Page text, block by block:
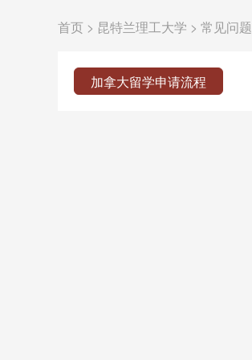
首页 > 昆特兰理工大学 > 常见问题
加拿大留学申请流程